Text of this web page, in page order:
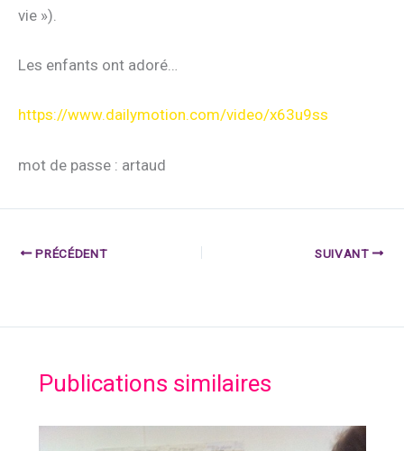
vie »).
Les enfants ont adoré…
https://www.dailymotion.com/video/x63u9ss
mot de passe : artaud
PRÉCÉDENT SUIVANT
Publications similaires